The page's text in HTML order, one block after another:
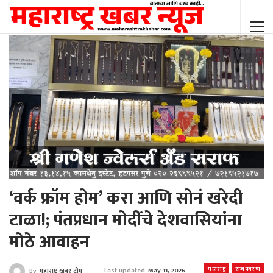
‘वर्क फ्रॉम होम’ करा आणि सोनं खरेदी
टाळा!; पंतप्रधान मोदींचे देशवासियांना
मोठे आवाहन
महाराष्ट्र राजकारण
Last updated May 11, 2026